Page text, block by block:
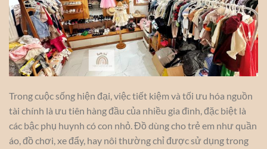
Trong cuộc sống hiện đại, việc tiết kiệm và tối ưu hóa nguồn
tài chính là ưu tiên hàng đầu của nhiều gia đình, đặc biệt là
các bậc phụ huynh có con nhỏ. Đồ dùng cho trẻ em như quần
áo, đồ chơi, xe đẩy, hay nôi thường chỉ được sử dụng trong